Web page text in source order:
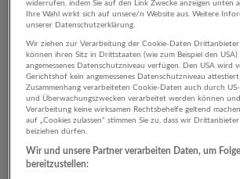
1 Technik,
Verlagswesen
widerrufen, indem Sie auf den Link Zwecke anzeigen unten
Ihre Wahl wirkt sich auf unsere/n Website aus. Weitere
unserer Datenschutzerklärung.
Wir ziehen zur Verarbeitung der Cookie-Daten
können ihren Sitz in Drittstaaten (wie zum Beispiel den USA)
angemessenes Datenschutzniveau verfügen. Den USA wird
Gerichtshof kein angemessenes Datenschutzniveau
Zusammenhang verarbeiteten Cookie-Daten auch durch
und Überwachungszwecken verarbeitet werden können und
Verarbeitung keine wirksamen Rechtsbehelfe geltend
auf „Cookies zulassen“ stimmen Sie zu, dass wir
beiziehen dürfen.
Wir und unsere Partner verarbeiten Daten, um
bereitzustellen: